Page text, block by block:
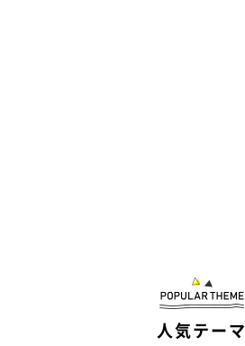
人気テーマ